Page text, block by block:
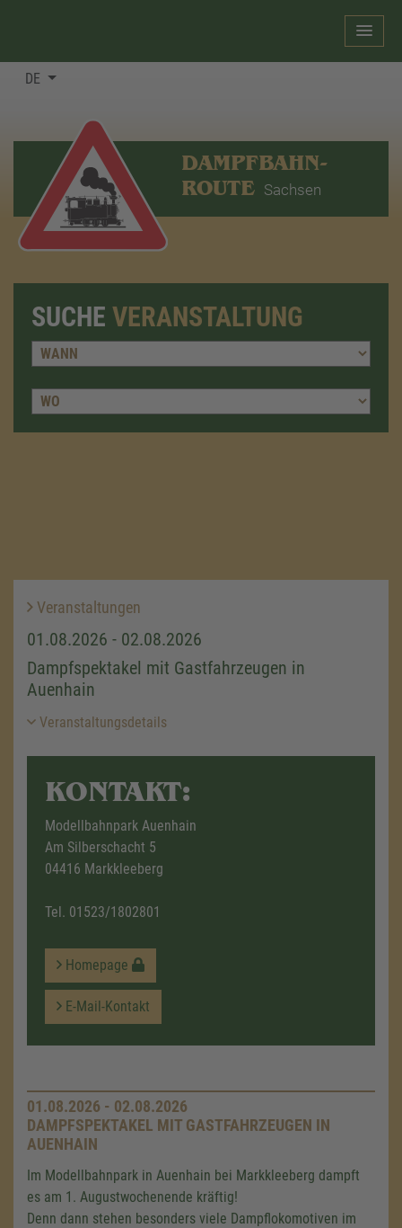
DE
DAMPFBAHN-
ROUTE Sachsen
SUCHE VERANSTALTUNG
Veranstaltungen
01.08.2026 - 02.08.2026
Dampfspektakel mit Gastfahrzeugen in
Auenhain
Veranstaltungsdetails
KONTAKT:
Modellbahnpark Auenhain
Am Silberschacht 5
04416 Markkleeberg
Tel. 01523/1802801
Homepage
E-Mail-Kontakt
01.08.2026 - 02.08.2026
DAMPFSPEKTAKEL MIT GASTFAHRZEUGEN IN
AUENHAIN
Im Modellbahnpark in Auenhain bei Markkleeberg dampft
es am 1. Augustwochenende kräftig!
Denn dann stehen besonders viele Dampflokomotiven im